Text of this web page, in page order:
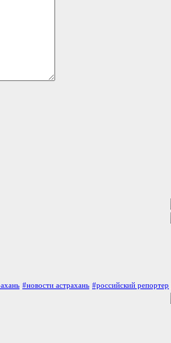
#новости астрахань #российский репортер